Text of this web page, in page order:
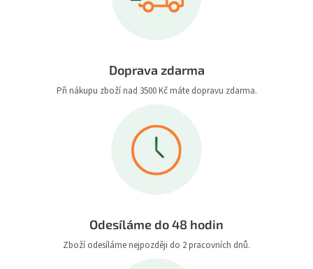
Doprava zdarma
Při nákupu zboží nad 3500 Kč máte dopravu zdarma.
Odesíláme do 48 hodin
Zboží odesíláme nejpozději do 2 pracovních dnů.